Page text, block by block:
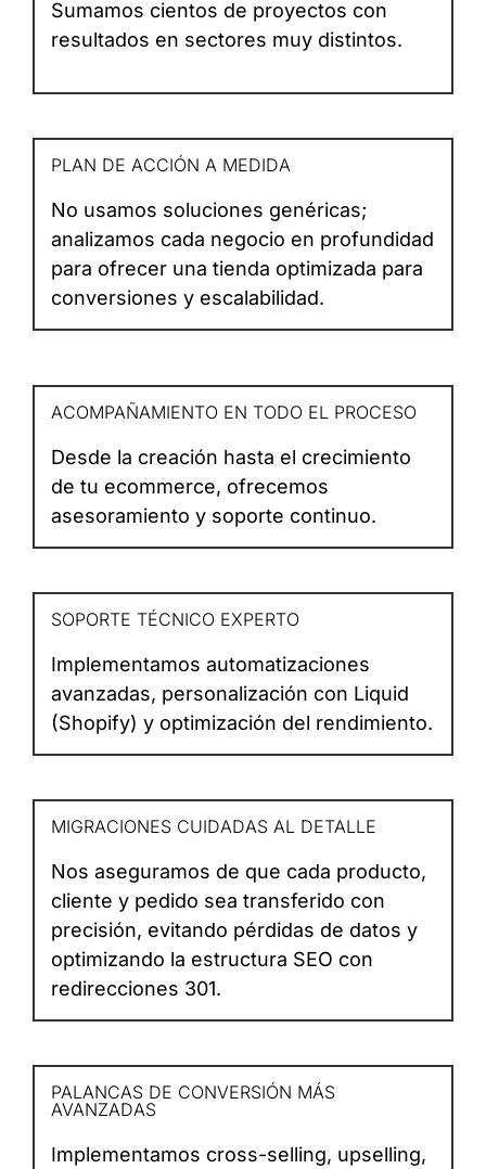
Sumamos cientos de proyectos con
resultados en sectores muy distintos.
PLAN DE ACCIÓN A MEDIDA
No usamos soluciones genéricas;
analizamos cada negocio en profundidad
para ofrecer una tienda optimizada para
conversiones y escalabilidad.
ACOMPAÑAMIENTO EN TODO EL PROCESO
Desde la creación hasta el crecimiento
de tu ecommerce, ofrecemos
asesoramiento y soporte continuo.
SOPORTE TÉCNICO EXPERTO
Implementamos automatizaciones
avanzadas, personalización con Liquid
(Shopify) y optimización del rendimiento.
MIGRACIONES CUIDADAS AL DETALLE
Nos aseguramos de que cada producto,
cliente y pedido sea transferido con
precisión, evitando pérdidas de datos y
optimizando la estructura SEO con
redirecciones 301.
PALANCAS DE CONVERSIÓN MÁS
AVANZADAS
Implementamos cross-selling, upselling,